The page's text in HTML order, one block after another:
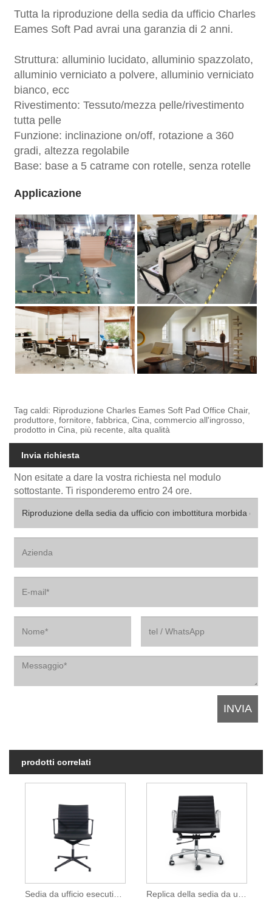
Tutta la riproduzione della sedia da ufficio Charles
Eames Soft Pad avrai una garanzia di 2 anni.
Struttura: alluminio lucidato, alluminio spazzolato,
alluminio verniciato a polvere, alluminio verniciato
bianco, ecc
Rivestimento: Tessuto/mezza pelle/rivestimento
tutta pelle
Funzione: inclinazione on/off, rotazione a 360
gradi, altezza regolabile
Base: base a 5 catrame con rotelle, senza rotelle
Applicazione
Tag caldi: Riproduzione Charles Eames Soft Pad Office Chair,
produttore, fornitore, fabbrica, Cina, commercio all'ingrosso,
prodotto in Cina, più recente, alta qualità
Invia richiesta
Non esitate a dare la vostra richiesta nel modulo
sottostante. Ti risponderemo entro 24 ore.
prodotti correlati
Sedia da ufficio esecutiva Una con schienale centrale Replica della sedia da ufficio a costine Charles Eames